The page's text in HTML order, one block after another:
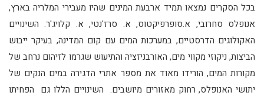
בכל הסקרים נמצאו תמיד ארבעת המינים שהיו מעבירי המלריה בארץ,
אנופלס סחרובי, א.סופרפיקטוס, א. סרז'נטי, א. קלויג'ר. השינויים
האקולוגים הדרסטיים, במערכות המים עם קום המדינה, בעיקר ייבוש
הביצות, ניקוזי מקווי מים, האורבניזציה והתיעוש שגרמו לזיהום נרחב של
מקורות המים, הורידו מאוד את מספר אתרי הדגירה במים הנקים של
יתושי האנופלס, רחוק מאזורים מיושבים. השינויים הללו גם הפחיתו